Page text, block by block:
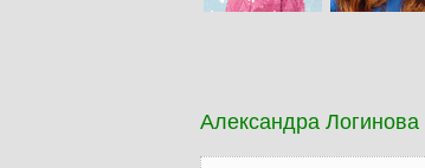
Александра Логинова